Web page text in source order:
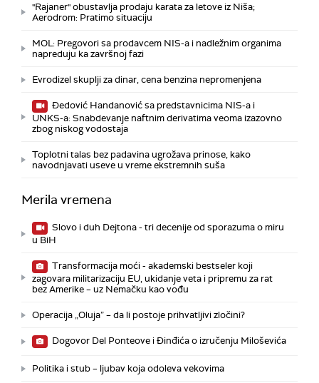
"Rajaner" obustavlja prodaju karata za letove iz Niša;
Aerodrom: Pratimo situaciju
MOL: Pregovori sa prodavcem NIS-a i nadležnim organima
napreduju ka završnoj fazi
Evrodizel skuplji za dinar, cena benzina nepromenjena
Đedović Handanović sa predstavnicima NIS-a i
UNKS-a: Snabdevanje naftnim derivatima veoma izazovno
zbog niskog vodostaja
Toplotni talas bez padavina ugrožava prinose, kako
navodnjavati useve u vreme ekstremnih suša
Merila vremena
Slovo i duh Dejtona - tri decenije od sporazuma o miru
u BiH
Transformacija moći - akademski bestseler koji
zagovara militarizaciju EU, ukidanje veta i pripremu za rat
bez Amerike – uz Nemačku kao vođu
Operacija „Oluja” – da li postoje prihvatljivi zločini?
Dogovor Del Ponteove i Đinđića o izručenju Miloševića
Politika i stub – ljubav koja odoleva vekovima